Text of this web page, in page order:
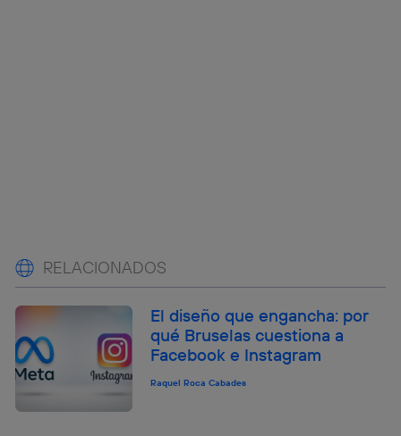
RELACIONADOS
El diseño que engancha: por
qué Bruselas cuestiona a
Facebook e Instagram
Raquel Roca Cabades